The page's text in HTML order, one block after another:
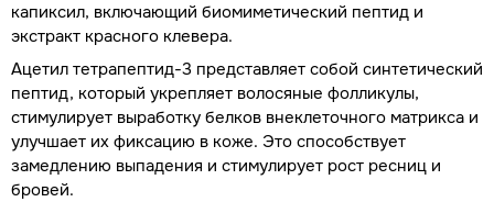
капиксил, включающий биомиметический пептид и
экстракт красного клевера.
Ацетил тетрапептид-3 представляет собой синтетический
пептид, который укрепляет волосяные фолликулы,
стимулирует выработку белков внеклеточного матрикса и
улучшает их фиксацию в коже. Это способствует
замедлению выпадения и стимулирует рост ресниц и
бровей.